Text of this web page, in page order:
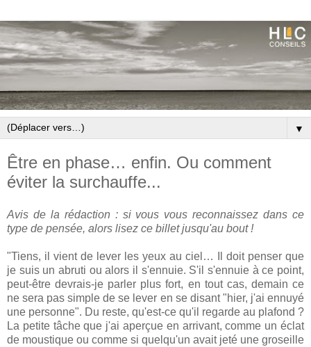
▼
Être en phase… enfin. Ou comment
éviter la surchauffe...
Avis de la rédaction : si vous vous reconnaissez dans ce
type de pensée, alors lisez ce billet jusqu'au bout !
"Tiens, il vient de lever les yeux au ciel… Il doit penser que
je suis un abruti ou alors il s'ennuie. S'il s'ennuie à ce point,
peut-être devrais-je parler plus fort, en tout cas, demain ce
ne sera pas simple de se lever en se disant "hier, j'ai ennuyé
une personne". Du reste, qu'est-ce qu'il regarde au plafond ?
La petite tâche que j'ai aperçue en arrivant, comme un éclat
de moustique ou comme si quelqu'un avait jeté une groseille